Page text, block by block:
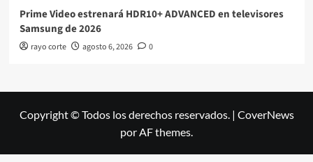
Prime Video estrenará HDR10+ ADVANCED en televisores
Samsung de 2026
rayo corte agosto 6, 2026 0
Copyright © Todos los derechos reservados. | CoverNews
por AF themes.